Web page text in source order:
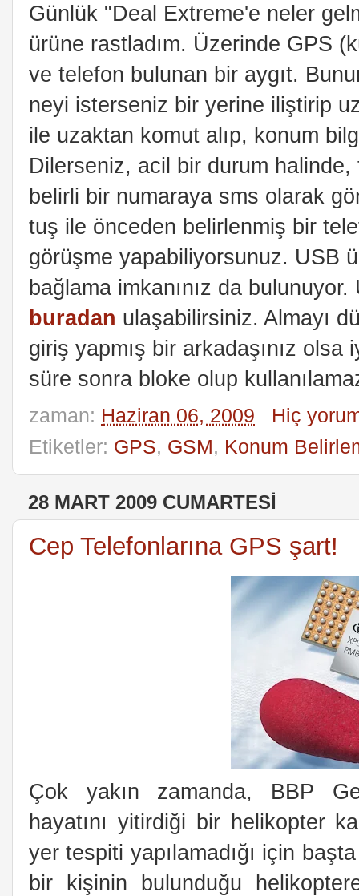
Günlük "Deal Extreme'e neler
ürüne rastladım. Üzerinde GPS
ve telefon bulunan bir aygıt.
neyi isterseniz bir yerine iliştirip
ile uzaktan komut alıp, konum
Dilerseniz, acil bir durum
belirli bir numaraya sms olarak
tuş ile önceden belirlenmiş bir
görüşme yapabiliyorsunuz. USB
bağlama imkanınız da
buradan ulaşabilirsiniz. Almayı
giriş yapmış bir arkadaşınız
süre sonra bloke olup
zaman: Haziran 06, 2009
Hiç
Etiketler: GPS, GSM, Konum
28 MART 2009 CUMARTESI
Cep Telefonlarına GPS şart!
Çok yakın zamanda, BBP
hayatını yitirdiği bir helikopter
yer tespiti yapılamadığı için
bir kişinin bulunduğu